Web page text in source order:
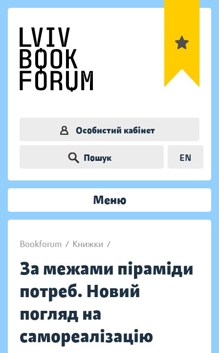
Особистий кабінет
Пошук EN
Меню
Bookforum / Книжки /
За межами піраміди
потреб. Новий
погляд на
самореалізацію